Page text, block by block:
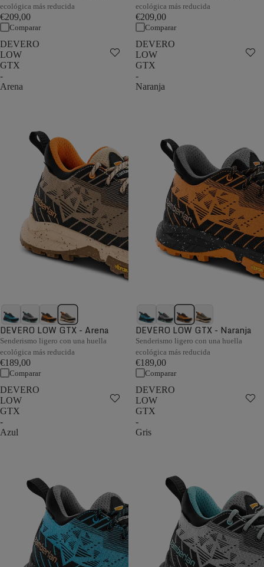
ecológica más reducida
€209,00
Comparar
ecológica más reducida
€209,00
Comparar
DEVERO
LOW
GTX
-
Arena
DEVERO LOW GTX - Arena
Senderismo ligero con una huella
ecológica más reducida
€189,00
Comparar
DEVERO
LOW
GTX
-
Naranja
DEVERO LOW GTX - Naranja
Senderismo ligero con una huella
ecológica más reducida
€189,00
Comparar
DEVERO
LOW
GTX
-
Azul
DEVERO
LOW
GTX
-
Gris